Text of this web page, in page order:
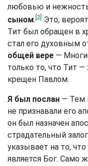
любовью и
сыном. [2]
Это,
Тит был обращен в
стал его духовным
общей вере —
только то, что Тит —
крещен Павлом.
Я был послан — Тем
не признавали его
он был назначен
страдательный
указывает на то,
является Бог. Само